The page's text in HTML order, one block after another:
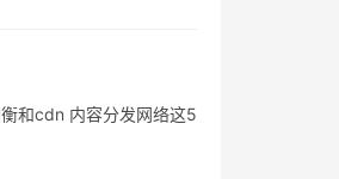
和cdn 内容分发网络这5